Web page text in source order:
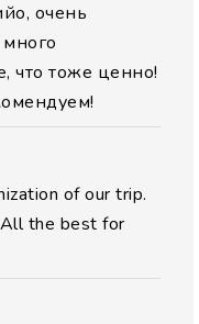
очень
что тоже ценно!
of our trip.
the best for